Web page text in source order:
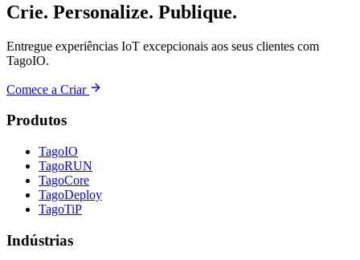
Crie. Personalize. Publique.
Entregue experiências IoT excepcionais aos seus clientes com
TagoIO.
Comece a Criar
Produtos
TagoIO
TagoRUN
TagoCore
TagoDeploy
TagoTiP
Indústrias